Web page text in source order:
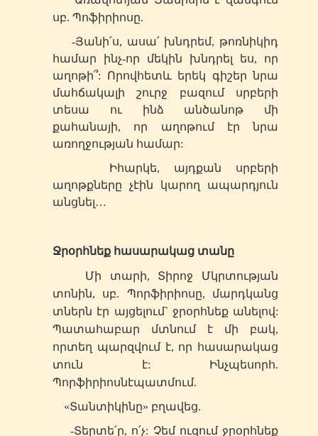
սբ. Պոֆիրիոսը.
-Յանի՛ս, ասա՛ խնդրեմ, թոռնիկիդ
համար ինչ-որ մեկին խնդրել ես, որ
աղոթի՞: Որովհետև երեկ գիշեր նրա
մահճակալի շուրջ բազում սրբերի
տեսա ու ինձ անծանոթ մի
քահանայի, որ աղոթում էր նրա
առողջության համար:
Իհարկե, այդքան սրբերի
աղոթքները չէին կարող ապարդյուն
անցնել…
Ջրօրհնեք հասարակաց տանը
Մի տարի, Տիրոջ Մկրտության
տոնին, սբ. Պորֆիրիոսը, մարդկանց
տներն էր այցելում` ջրօրհնեք անելով:
Պատահաբար մտնում է մի բակ,
որտեղ պարզվում է, որ հասարակաց
տուն է: Ինչպեսոր հ.
Պորֆիրիոսն էպատմում.
«Տանտիկինը» բղավեց.
-Տերտե՛ր, ո՛չ: Չեմ ուզում ջրօրհնեք